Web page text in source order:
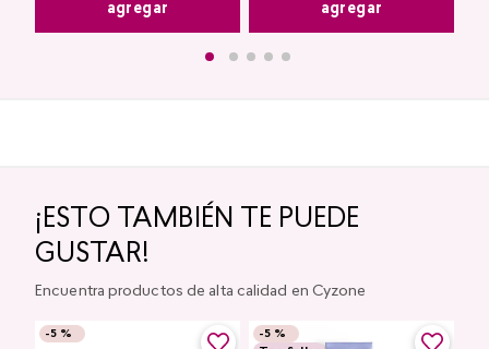
agregar agregar
¡ESTO TAMBIÉN TE PUEDE
GUSTAR!
Encuentra productos de alta calidad en Cyzone
-5 % -5 %